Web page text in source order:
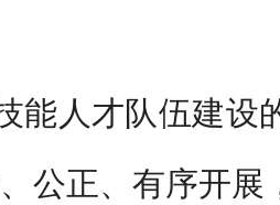
能人才队伍建设
公正、有序开展